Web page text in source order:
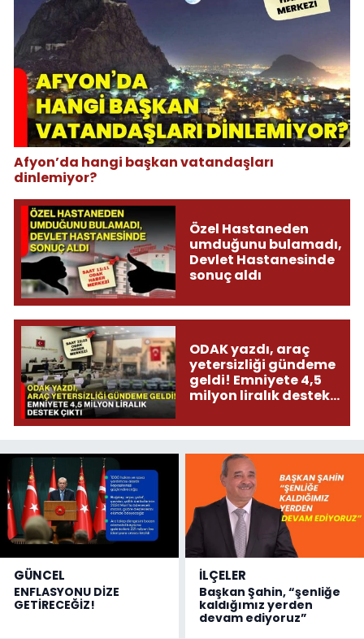
Afyon’da hangi başkan vatandaşları
dinlemiyor?
Özel Hastaneden
umduğunu bulamadı,
Devlet Hastanesinde
sonuç aldı
ODAK yazdı, araç
yetersizliği gündeme
geldi! Emniyete 4,5
milyon liralık destek
GÜNCEL
ENFLASYONU DİZE
GETİRECEĞİZ!
İLÇELER
Başkan Şahin, “şenliğe
kaldığımız yerden
devam ediyoruz”